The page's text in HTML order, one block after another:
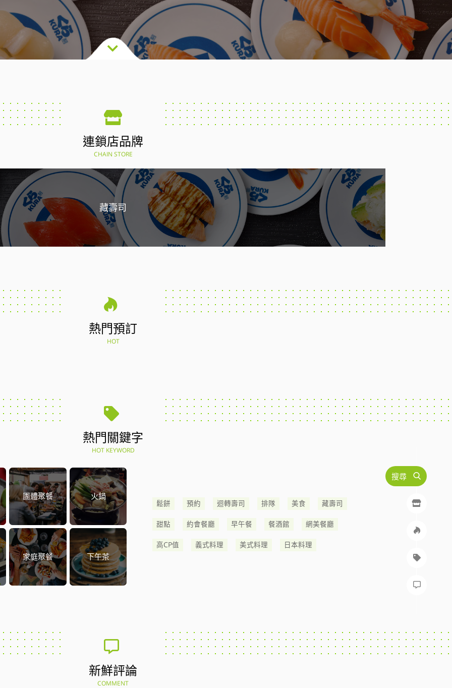
搜尋
連鎖店品牌
CHAIN STORE
藏壽司
熱門預訂
HOT
熱門關鍵字
HOT KEYWORD
團體聚餐 火鍋
家庭聚餐 下午茶
鬆餅 預約 迴轉壽司 排隊 美食 藏壽司
甜點 約會餐廳 早午餐 餐酒館 網美餐廳
高CP值 義式料理 美式料理 日本料理
新鮮評論
COMMENT